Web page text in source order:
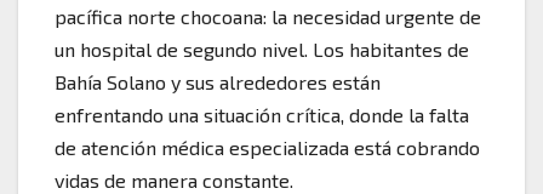
pacífica norte chocoana: la necesidad urgente de
un hospital de segundo nivel. Los habitantes de
Bahía Solano y sus alrededores están
enfrentando una situación crítica, donde la falta
de atención médica especializada está cobrando
vidas de manera constante.